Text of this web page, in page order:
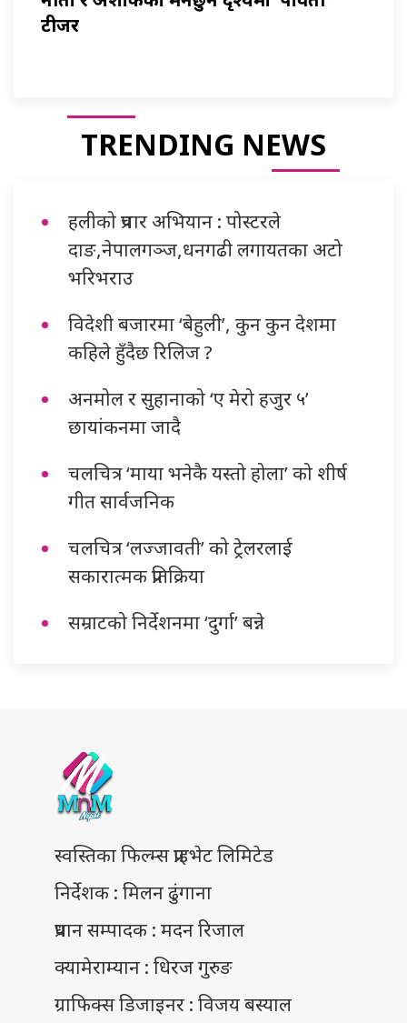
टीजर
TRENDING NEWS
हलीको प्रचार अभियान : पोस्टरले
दाङ,नेपालगञ्ज,धनगढी लगायतका अटो
भरिभराउ
विदेशी बजारमा ‘बेहुली’, कुन कुन देशमा
कहिले हुँदैछ रिलिज ?
अनमोल र सुहानाको ‘ए मेरो हजुर ५’
छायांकनमा जादै
चलचित्र ‘माया भनेकै यस्तो होला’ को शीर्ष
गीत सार्वजनिक
चलचित्र ‘लज्जावती’ को ट्रेलरलाई
सकारात्मक प्रतिक्रिया
सम्राटको निर्देशनमा ‘दुर्गा’ बन्ने
स्वस्तिका फिल्म्स प्राइभेट लिमिटेड
निर्देशक : मिलन ढुंगाना
प्रधान सम्पादक : मदन रिजाल
क्यामेराम्यान : धिरज गुरुङ
ग्राफिक्स डिजाइनर : विजय बस्याल